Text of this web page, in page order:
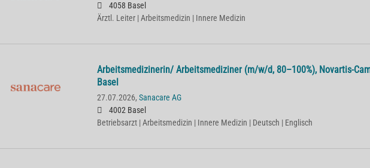
4058 Basel
Ärztl. Leiter | Arbeitsmedizin | Innere Medizin
Ar­beits­me­di­zi­ne­rin/ Ar­beits­me­di­zi­ner (m/w/d, 80–100%), No­var­tis-
Basel
27.07.2026, Sanacare AG
4002 Basel
Betriebsarzt | Arbeitsmedizin | Innere Medizin | Deutsch | Englisch